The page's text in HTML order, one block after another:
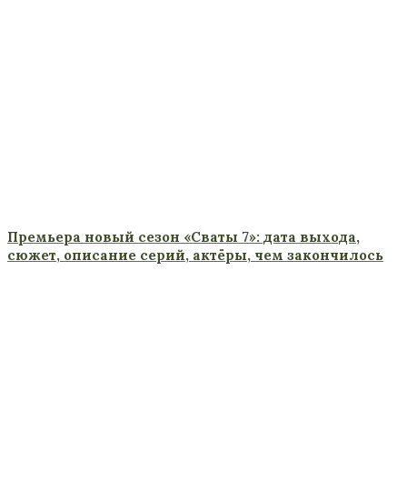
Премьера новый сезон «Сваты 7»: дата выхода,
сюжет, описание серий, актёры, чем закончилось